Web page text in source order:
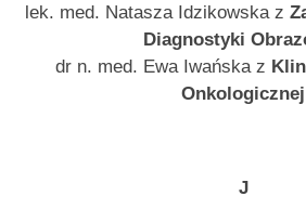
lek. med. Natasza Idzikowska z
Diagnostyki
dr n. med. Ewa Iwańska z
Onkologicznej
J